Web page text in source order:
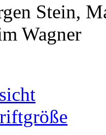
Stein,
Wagner